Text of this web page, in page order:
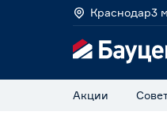
Краснодар3
Акции